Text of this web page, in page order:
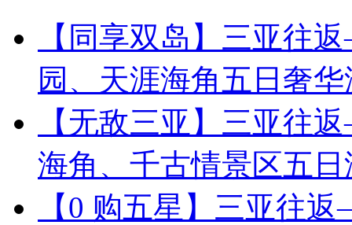
【同享双岛】三亚往
园、天涯海角五日奢华
【无敌三亚】三亚往
海角、千古情景区五日
【0 购五星】三亚往